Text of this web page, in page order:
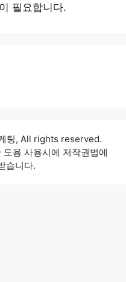
필요합니다.
팅, All rights reserved.
용 사용시에 저작권법에
습니다.